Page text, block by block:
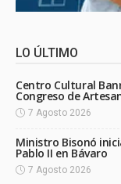
LO ÚLTIMO
Centro Cultural
Congreso de
7 Agosto 2026
Ministro Bisonó
Pablo II en Bávaro
7 Agosto 2026